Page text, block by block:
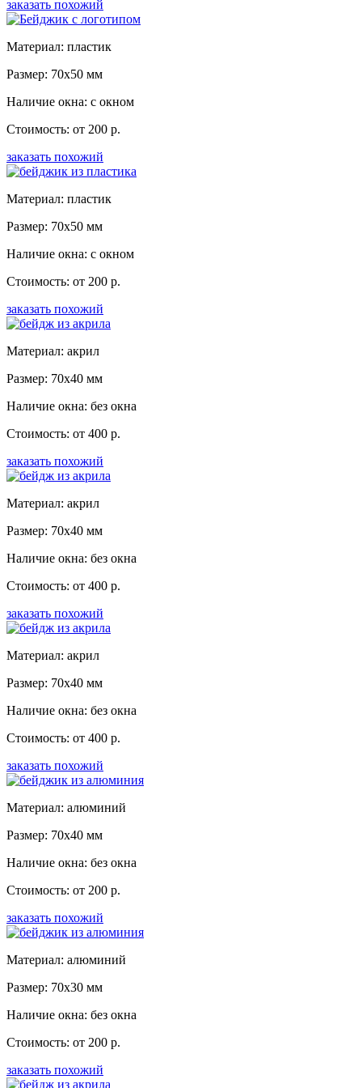
заказать похожий
Материал: пластик
Размер: 70x50 мм
Наличие окна: с окном
Стоимость: от 200 р.
заказать похожий
Материал: пластик
Размер: 70x50 мм
Наличие окна: с окном
Стоимость: от 200 р.
заказать похожий
Материал: акрил
Размер: 70x40 мм
Наличие окна: без окна
Стоимость: от 400 р.
заказать похожий
Материал: акрил
Размер: 70x40 мм
Наличие окна: без окна
Стоимость: от 400 р.
заказать похожий
Материал: акрил
Размер: 70x40 мм
Наличие окна: без окна
Стоимость: от 400 р.
заказать похожий
Материал: алюминий
Размер: 70x40 мм
Наличие окна: без окна
Стоимость: от 200 р.
заказать похожий
Материал: алюминий
Размер: 70x30 мм
Наличие окна: без окна
Стоимость: от 200 р.
заказать похожий